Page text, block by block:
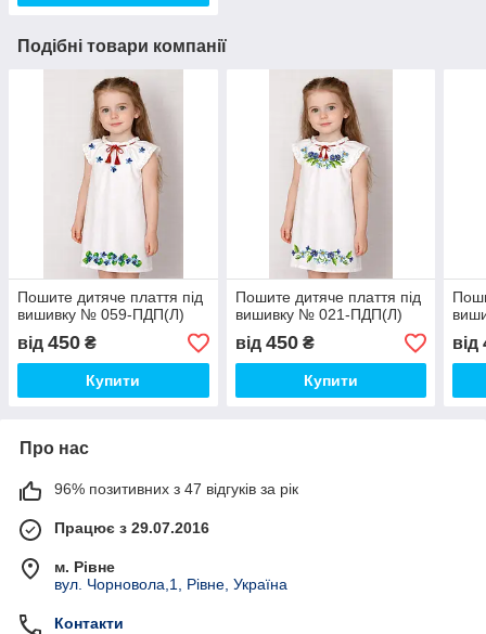
Подібні товари компанії
Пошите дитяче плаття під
вишивку № 059-ПДП(Л)
від 450 ₴
Купити
Пошите дитяче плаття під
вишивку № 021-ПДП(Л)
від 450₴
Купити
від
Про нас
96% позитивних з 47 відгуків за рік
Працює з 29.07.2016
м. Рівне
вул. Чорновола,1, Рівне, Україна
Контакти